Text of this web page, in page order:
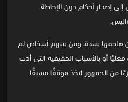
إصدار أحكام دون الإحاطة
هاجمها بشدة، ومن بينهم أشخاص لم
أو بالأسباب الحقيقية التي أدت
من الجمهور اتخذ موقفًا مسبقًا